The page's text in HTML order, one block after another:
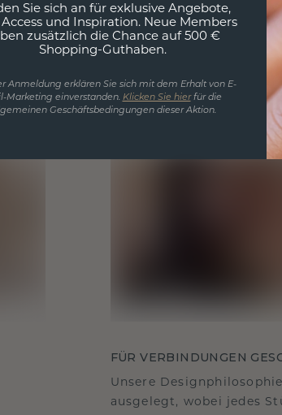
FÜR VERBINDUNGEN
Unsere
ausgelegt, wobei jedes
Sie sich an für exklusive Angebote,
Access und Inspiration. Neue Members
zusätzlich die Chance auf 500 €
Shopping-Guthaben.
Anmeldung erklären Sie sich mit dem Erhalt von E-
Marketing einverstanden. Klicken Sie hierfür die
Geschäftsbedingungen dieser Aktion.